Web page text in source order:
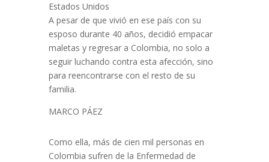
Estados Unidos
A pesar de que vivió en ese país con su
esposo durante 40 años, decidió empacar
maletas y regresar a Colombia, no solo a
seguir luchando contra esta afección, sino
para reencontrarse con el resto de su
familia.
MARCO PÁEZ
Como ella, más de cien mil personas en
Colombia sufren de la Enfermedad de